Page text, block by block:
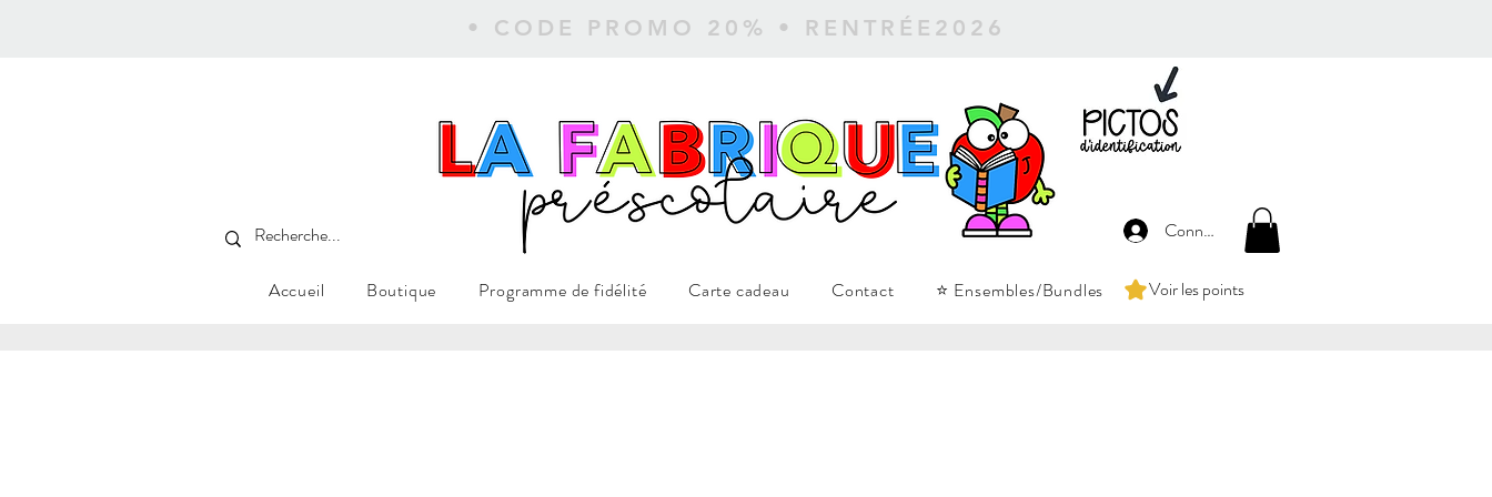
• CODE PROMO 20% • RENTRÉE2026
Connexion
Voir les points
Accueil Boutique Programme de fidélité Carte cadeau Contact ⭐ Ensembles/Bundles